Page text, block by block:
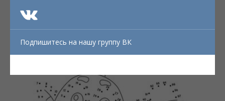
Подпишитесь на нашу группу ВК